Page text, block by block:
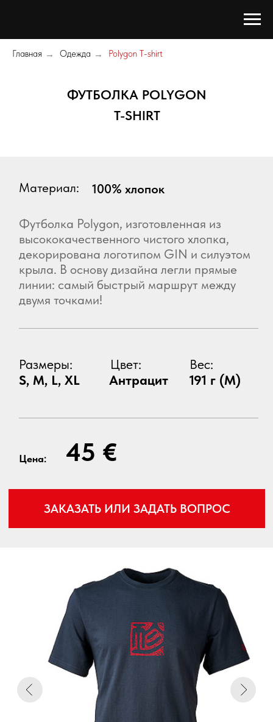
Главная → Одежда → Polygon T-shirt
ФУТБОЛКА POLYGON
T-SHIRT
45 €
Цена:
S, M, L, XL
Размеры:
Антрацит
Цвет:
191 г (М)
Вес:
декорирована логотипом GIN и силуэтом
крыла. В основу дизайна легли прямые
ЗАКАЗАТЬ ИЛИ ЗАДАТЬ ВОПРОС